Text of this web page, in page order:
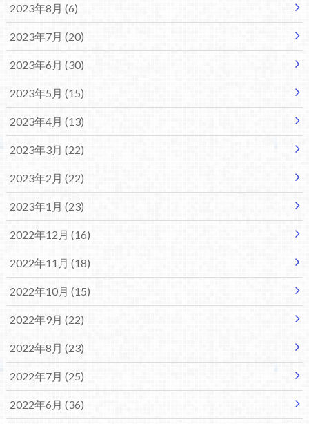
2023年8月 (6)
2023年7月 (20)
2023年6月 (30)
2023年5月 (15)
2023年4月 (13)
2023年3月 (22)
2023年2月 (22)
2023年1月 (23)
2022年12月 (16)
2022年11月 (18)
2022年10月 (15)
2022年9月 (22)
2022年8月 (23)
2022年7月 (25)
2022年6月 (36)